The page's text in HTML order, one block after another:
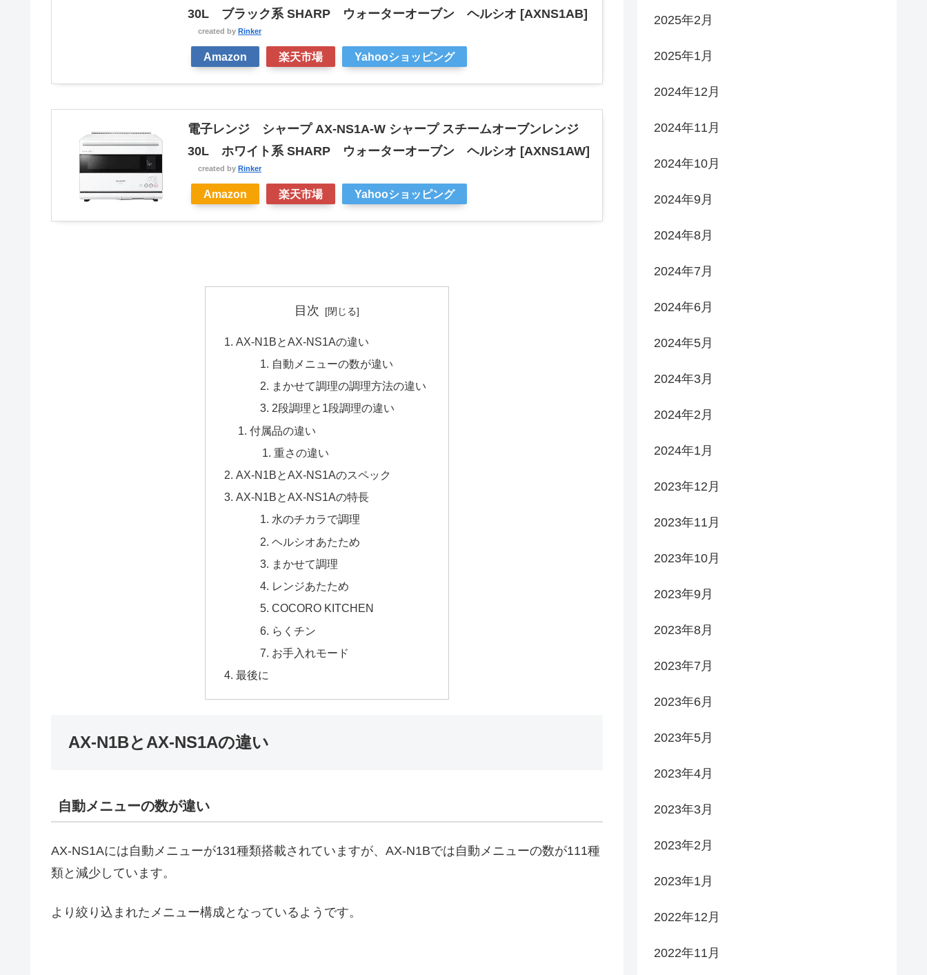
30L ブラック系 SHARP ウォーターオーブン ヘルシオ [AXNS1AB]
created by Rinker
Amazon 楽天市場 Yahooショッピング
電子レンジ シャープ AX-NS1A-W シャープ スチームオーブンレンジ
30L ホワイト系 SHARP ウォーターオーブン ヘルシオ [AXNS1AW]
created by Rinker
Amazon 楽天市場 Yahooショッピング
目次
AX-N1BとAX-NS1Aの違い
自動メニューの数が違い
まかせて調理の調理方法の違い
2段調理と1段調理の違い
付属品の違い
重さの違い
AX-N1BとAX-NS1Aのスペック
AX-N1BとAX-NS1Aの特長
水のチカラで調理
ヘルシオあたため
まかせて調理
レンジあたため
COCORO KITCHEN
らくチン
お手入れモード
最後に
AX-N1BとAX-NS1Aの違い
自動メニューの数が違い
AX-NS1Aには自動メニューが131種類搭載されていますが、AX-N1Bでは自動メニューの数が111種
類と減少しています。
より絞り込まれたメニュー構成となっているようです。
2025年2月
2025年1月
2024年12月
2024年11月
2024年10月
2024年9月
2024年8月
2024年7月
2024年6月
2024年5月
2024年3月
2024年2月
2024年1月
2023年12月
2023年11月
2023年10月
2023年9月
2023年8月
2023年7月
2023年6月
2023年5月
2023年4月
2023年3月
2023年2月
2023年1月
2022年12月
2022年11月